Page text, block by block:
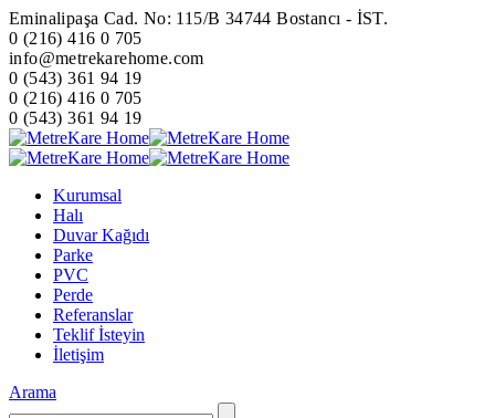
Eminalipaşa Cad. No: 115/B 34744 Bostancı - İST.
0 (216) 416 0 705
info@metrekarehome.com
0 (543) 361 94 19
0 (216) 416 0 705
0 (543) 361 94 19
Kurumsal
Halı
Duvar Kağıdı
Parke
PVC
Perde
Referanslar
Teklif İsteyin
İletişim
Arama